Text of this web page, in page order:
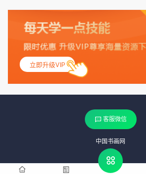
立即升级VIP
客服微信
中国书画网